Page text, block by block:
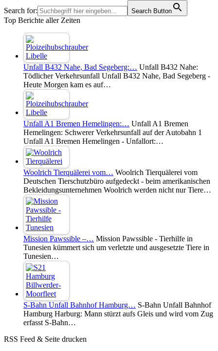
Search for:
Search Button
Top Berichte aller Zeiten
Unfall B432 Nahe, Bad Segeberg:… Unfall B432 Nahe:
Tödlicher Verkehrsunfall Unfall B432 Nahe, Bad Segeberg -
Heute Morgen kam es auf…
Unfall A1 Bremen Hemelingen:… Unfall A1 Bremen
Hemelingen: Schwerer Verkehrsunfall auf der Autobahn 1
Unfall A1 Bremen Hemelingen - Unfallort:…
Woolrich Tierquälerei vom… Woolrich Tierquälerei vom
Deutschen Tierschutzbüro aufgedeckt - beim amerikanischen
Bekleidungsunternehmen Woolrich werden nicht nur Tiere…
Mission Pawssible –… Mission Pawssible - Tierhilfe in
Tunesien kümmert sich um verletzte und ausgesetzte Tiere in
Tunesien…
S-Bahn Unfall Bahnhof Hamburg… S-Bahn Unfall Bahnhof
Hamburg Harburg: Mann stürzt aufs Gleis und wird vom Zug
erfasst S-Bahn…
RSS Feed & Seite drucken